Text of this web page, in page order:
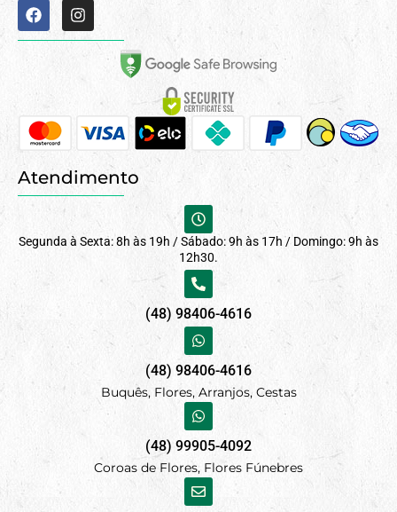
Atendimento
Segunda à Sexta: 8h às 19h / Sábado: 9h às 17h / Domingo: 9h às
12h30.
(48) 98406-4616
(48) 98406-4616
Buquês, Flores, Arranjos, Cestas
(48) 99905-4092
Coroas de Flores, Flores Fúnebres